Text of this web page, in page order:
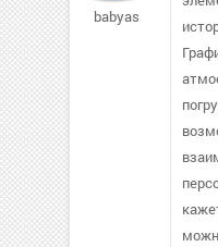
babyass490